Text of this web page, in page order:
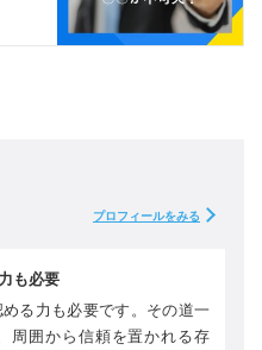
プロフィールをみる
も必要
る力も必要です。その道一
周囲から信頼を置かれる存